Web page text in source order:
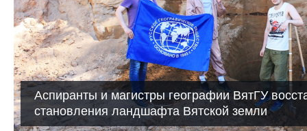
Аспиранты и магистры географии ВятГУ
становления ландшафта Вятской земли